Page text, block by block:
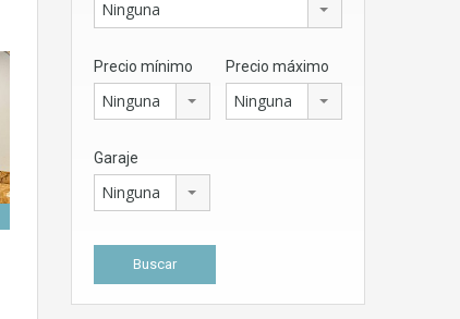
Ninguna
Precio mínimo
Ninguna
Precio máximo
Ninguna
Garaje
Ninguna